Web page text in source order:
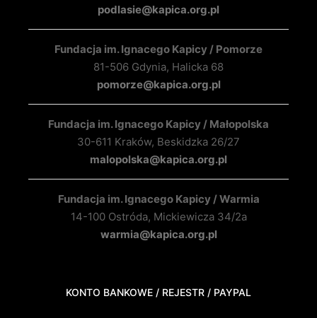
podlasie@kapica.org.pl
Fundacja im. Ignacego Kapicy / Pomorze
81-506 Gdynia, Halicka 68
pomorze@kapica.org.pl
Fundacja im. Ignacego Kapicy / Małopolska
30-611 Kraków, Beskidzka 26/27
malopolska@kapica.org.pl
Fundacja im. Ignacego Kapicy / Warmia
14-100 Ostróda, Mickiewicza 34/2a
warmia@kapica.org.pl
KONTO BANKOWE / REJESTR / PAYPAL